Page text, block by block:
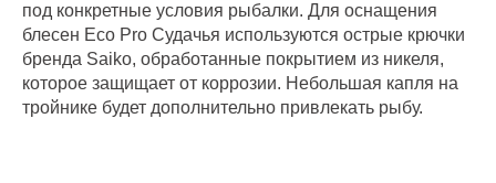
под конкретные условия рыбалки. Для оснащения
блесен Eco Pro Судачья используются острые крючки
бренда Saiko, обработанные покрытием из никеля,
которое защищает от коррозии. Небольшая капля на
тройнике будет дополнительно привлекать рыбу.